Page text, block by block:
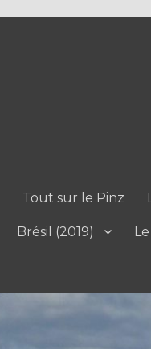
Tout sur le Pinz
Brésil (2019)